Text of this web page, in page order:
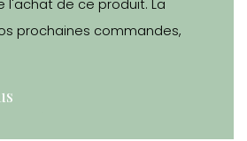
l'achat de ce produit. La
prochaines commandes,